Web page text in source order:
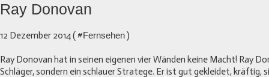
Ray Donovan
12 Dezember 2014 ( #Fernsehen)
Ray Donovan hat in seinen eigenen vier Wänden keine Macht! Ray
Schläger, sondern ein schlauer Stratege. Er ist gut gekleidet, kräftig,